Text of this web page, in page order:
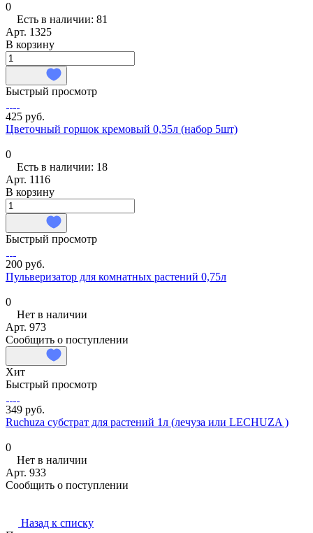
0
Есть в наличии: 81
Арт. 1325
В корзину
Быстрый просмотр
425 руб.
Цветочный горшок кремовый 0,35л (набор 5шт)
0
Есть в наличии: 18
Арт. 1116
В корзину
Быстрый просмотр
200 руб.
Пульверизатор для комнатных растений 0,75л
0
Нет в наличии
Арт. 973
Сообщить о поступлении
Хит
Быстрый просмотр
349 руб.
Ruchuza субстрат для растений 1л (лечуза или LECHUZA )
0
Нет в наличии
Арт. 933
Сообщить о поступлении
Назад к списку